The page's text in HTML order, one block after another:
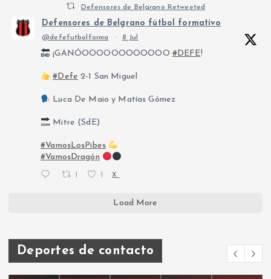
Defensores de Belgrano Retweeted
Defensores de Belgrano fútbol formativo
@defefutbolforma · 8 Jul
¡GANÓOOOOOOOOOOOO #DEFE!
#Defe 2-1 San Miguel
Luca De Maio y Matías Gómez
Mitre (SdE)
#VamosLosPibes
#VamosDragón
X
Load More
Deportes de contacto